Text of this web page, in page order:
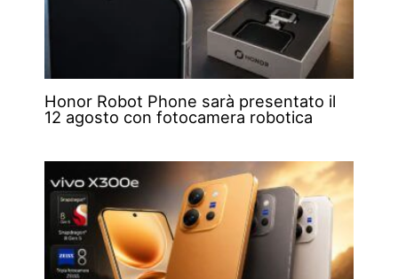
Honor Robot Phone sarà presentato il
12 agosto con fotocamera robotica